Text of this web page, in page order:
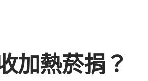
加熱菸捐？